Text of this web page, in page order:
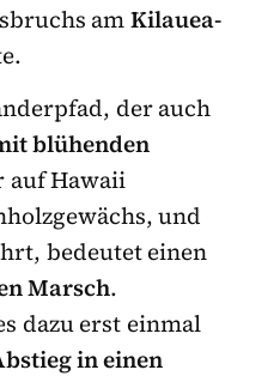
amKilauea-
der auch
blühenden
auf Hawaii
und
bedeutet einen
Marsch.
dazu erst einmal
in einen